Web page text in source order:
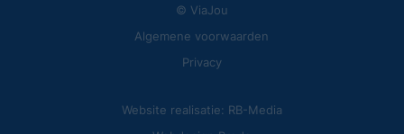
© ViaJou
Algemene voorwaarden
Privacy
Website realisatie: RB-Media